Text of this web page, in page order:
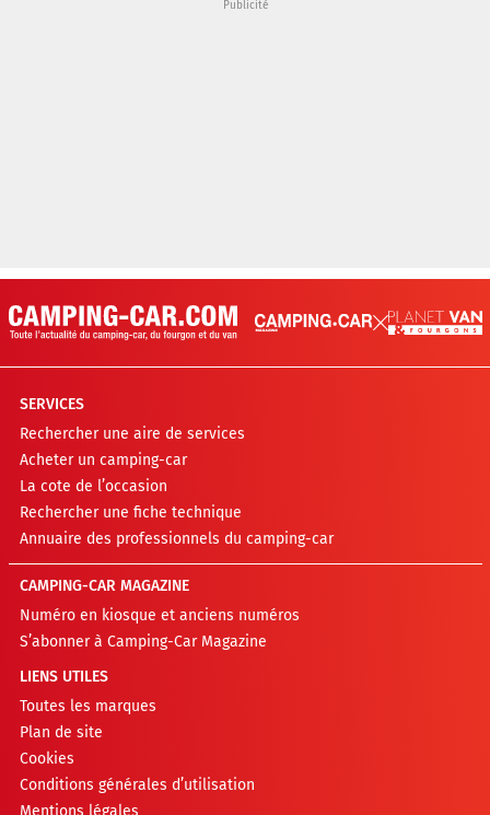
SERVICES
Rechercher une aire de services
Acheter un camping-car
La cote de l’occasion
Rechercher une fiche technique
Annuaire des professionnels du camping-car
CAMPING-CAR MAGAZINE
Numéro en kiosque et anciens numéros
S’abonner à Camping-Car Magazine
LIENS UTILES
Toutes les marques
Plan de site
Cookies
Conditions générales d’utilisation